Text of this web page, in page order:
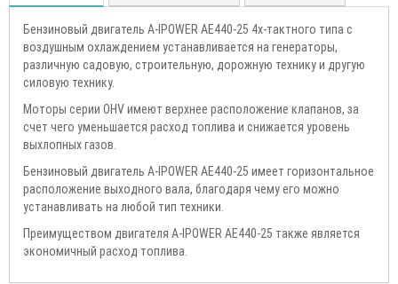
Бензиновый двигатель A-IPOWER AE440-25 4х-тактного типа с
воздушным охлаждением устанавливается на генераторы,
различную садовую, строительную, дорожную технику и другую
силовую технику.
Моторы серии OHV имеют верхнее расположение клапанов, за
счет чего уменьшается расход топлива и снижается уровень
выхлопных газов.
Бензиновый двигатель A-IPOWER AE440-25 имеет горизонтальное
расположение выходного вала, благодаря чему его можно
устанавливать на любой тип техники.
Преимуществом двигателя A-IPOWER AE440-25 также является
экономичный расход топлива.